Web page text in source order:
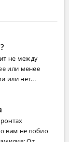
не между
или менее
или нет...
вам не лобио